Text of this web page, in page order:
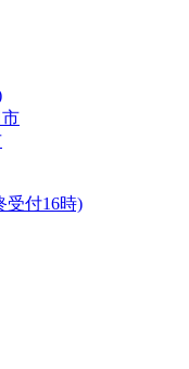
受付16時)